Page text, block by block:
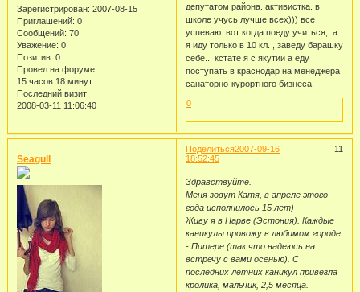
Зарегистрирован: 2007-08-15
Приглашений: 0
Сообщений: 70
Уважение: 0
Позитив: 0
Провел на форуме:
15 часов 18 минут
Последний визит:
2008-03-11 11:06:40
депутатом района. активистка. в
школе учусь лучше всех))) все
успеваю. вот когда поеду учиться, а
я иду только в 10 кл. , заведу барашку
себе... кстате я с якутии а еду
поступать в краснодар на менеджера
санаторно-курортного бизнеса.
0
Поделиться 11
2007-09-16
18:52:45
Seagull
Здравствуйте.
Меня зовут Катя, в апреле этого
года исполнилось 15 лет)
Живу я в Нарве (Эстония). Каждые
каникулы провожу в любимом городе
- Питере (так что надеюсь на
встречу с вами осенью). С
последних летних каникул привезла
кролика, мальчик, 2,5 месяца.